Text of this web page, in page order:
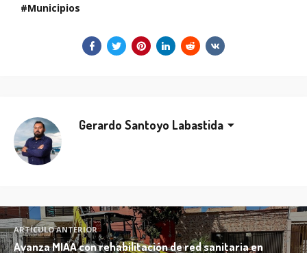
Municipios
Gerardo Santoyo Labastida
ARTÍCULO ANTERIOR
Avanza MIAA con rehabilitación de red sanitaria en